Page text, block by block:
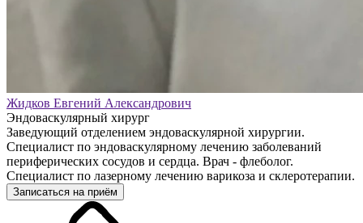
Жидков Евгений Александрович
Эндоваскулярный хирург
Заведующий отделением эндоваскулярной хирургии.
Специалист по эндоваскулярному лечению заболеваний
периферических сосудов и сердца. Врач - флеболог.
Специалист по лазерному лечению варикоза и склеротерапии.
Записаться на приём